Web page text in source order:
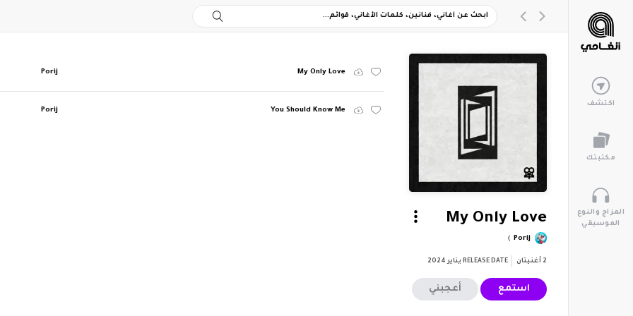
اكتشف
مكتبتك
المزاج والنوع
الموسيقي
My Only Love
Porij
2 أغنيتان RELEASE DATE يناير 2024
استمع أعجبني
My Only Love
Porij
You Should Know Me
Porij